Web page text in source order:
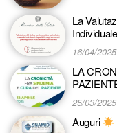
La
Individuale
16/04/2025
LA
25/03/2025
Auguri